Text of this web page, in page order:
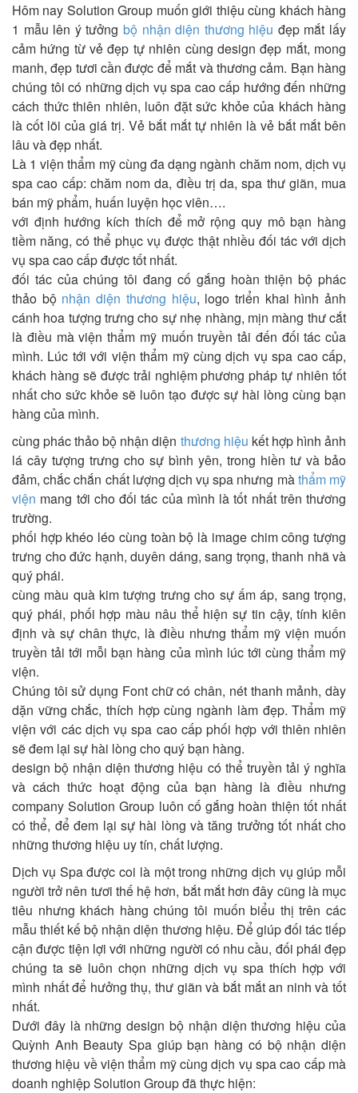
Hôm nay Solution Group muốn giới thiệu cùng khách hàng
1 mẫu lên ý tưởng bộ nhận diện thương hiệu đẹp mắt lấy
cảm hứng từ vẻ đẹp tự nhiên cùng design đẹp mắt, mong
manh, đẹp tươi cần được để mắt và thương cảm. Bạn hàng
chúng tôi có những dịch vụ spa cao cấp hướng đến những
cách thức thiên nhiên, luôn đặt sức khỏe của khách hàng
là cốt lõi của giá trị. Vẻ bắt mắt tự nhiên là vẻ bắt mắt bên
lâu và đẹp nhất.
Là 1 viện thẩm mỹ cùng đa dạng ngành chăm nom, dịch vụ
spa cao cấp: chăm nom da, điều trị da, spa thư giãn, mua
bán mỹ phẩm, huấn luyện học viên….
với định hướng kích thích để mở rộng quy mô bạn hàng
tiềm năng, có thể phục vụ được thật nhiều đối tác với dịch
vụ spa cao cấp được tốt nhất.
đối tác của chúng tôi đang cố gắng hoàn thiện bộ phác
thảo bộ nhận diện thương hiệu, logo triển khai hình ảnh
cánh hoa tượng trưng cho sự nhẹ nhàng, mịn màng thư cắt
là điều mà viện thẩm mỹ muốn truyền tải đến đối tác của
mình. Lúc tới với viện thẩm mỹ cùng dịch vụ spa cao cấp,
khách hàng sẽ được trải nghiệm phương pháp tự nhiên tốt
nhất cho sức khỏe sẽ luôn tạo được sự hài lòng cùng bạn
hàng của mình.
cùng phác thảo bộ nhận diện thương hiệu kết hợp hình ảnh
lá cây tượng trưng cho sự bình yên, trong hiền tư và bảo
đảm, chắc chắn chất lượng dịch vụ spa nhưng màthẩm mỹ
viện mang tới cho đối tác của mình là tốt nhất trên thương
trường.
phối hợp khéo léo cùng toàn bộ là image chim công tượng
trưng cho đức hạnh, duyên dáng, sang trọng, thanh nhã và
quý phái.
cùng màu quà kim tượng trưng cho sự ấm áp, sang trọng,
quý phái, phối hợp màu nâu thể hiện sự tin cậy, tính kiên
định và sự chân thực, là điều nhưng thẩm mỹ viện muốn
truyền tải tới mỗi bạn hàng của mình lúc tới cùng thẩm mỹ
viện.
Chúng tôi sử dụng Font chữ có chân, nét thanh mảnh, dày
dặn vững chắc, thích hợp cùng ngành làm đẹp. Thẩm mỹ
viện với các dịch vụ spa cao cấp phối hợp với thiên nhiên
sẽ đem lại sự hài lòng cho quý bạn hàng.
design bộ nhận diện thương hiệu có thể truyền tải ý nghĩa
và cách thức hoạt động của bạn hàng là điều nhưng
company Solution Group luôn cố gắng hoàn thiện tốt nhất
có thể, để đem lại sự hài lòng và tăng trưởng tốt nhất cho
những thương hiệu uy tín, chất lượng.
Dịch vụ Spa được coi là một trong những dịch vụ giúp mỗi
người trở nên tươi thế hệ hơn, bắt mắt hơn đây cũng là mục
tiêu nhưng khách hàng chúng tôi muốn biểu thị trên các
mẫu thiết kế bộ nhận diện thương hiệu. Để giúp đối tác tiếp
cận được tiện lợi với những người có nhu cầu, đối phái đẹp
chúng ta sẽ luôn chọn những dịch vụ spa thích hợp với
mình nhất để hưởng thụ, thư giãn và bắt mắt an ninh và tốt
nhất.
Dưới đây là những design bộ nhận diện thương hiệu của
Quỳnh Anh Beauty Spa giúp bạn hàng có bộ nhận diện
thương hiệu về viện thẩm mỹ cùng dịch vụ spa cao cấp mà
doanh nghiệp Solution Group đã thực hiện: